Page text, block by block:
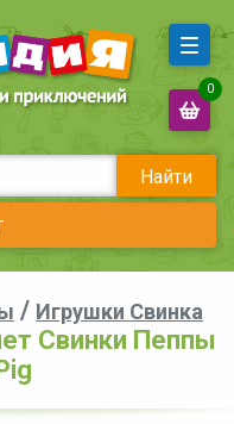
Найти
0
/ Игрушки Свинка
Свинки Пеппы